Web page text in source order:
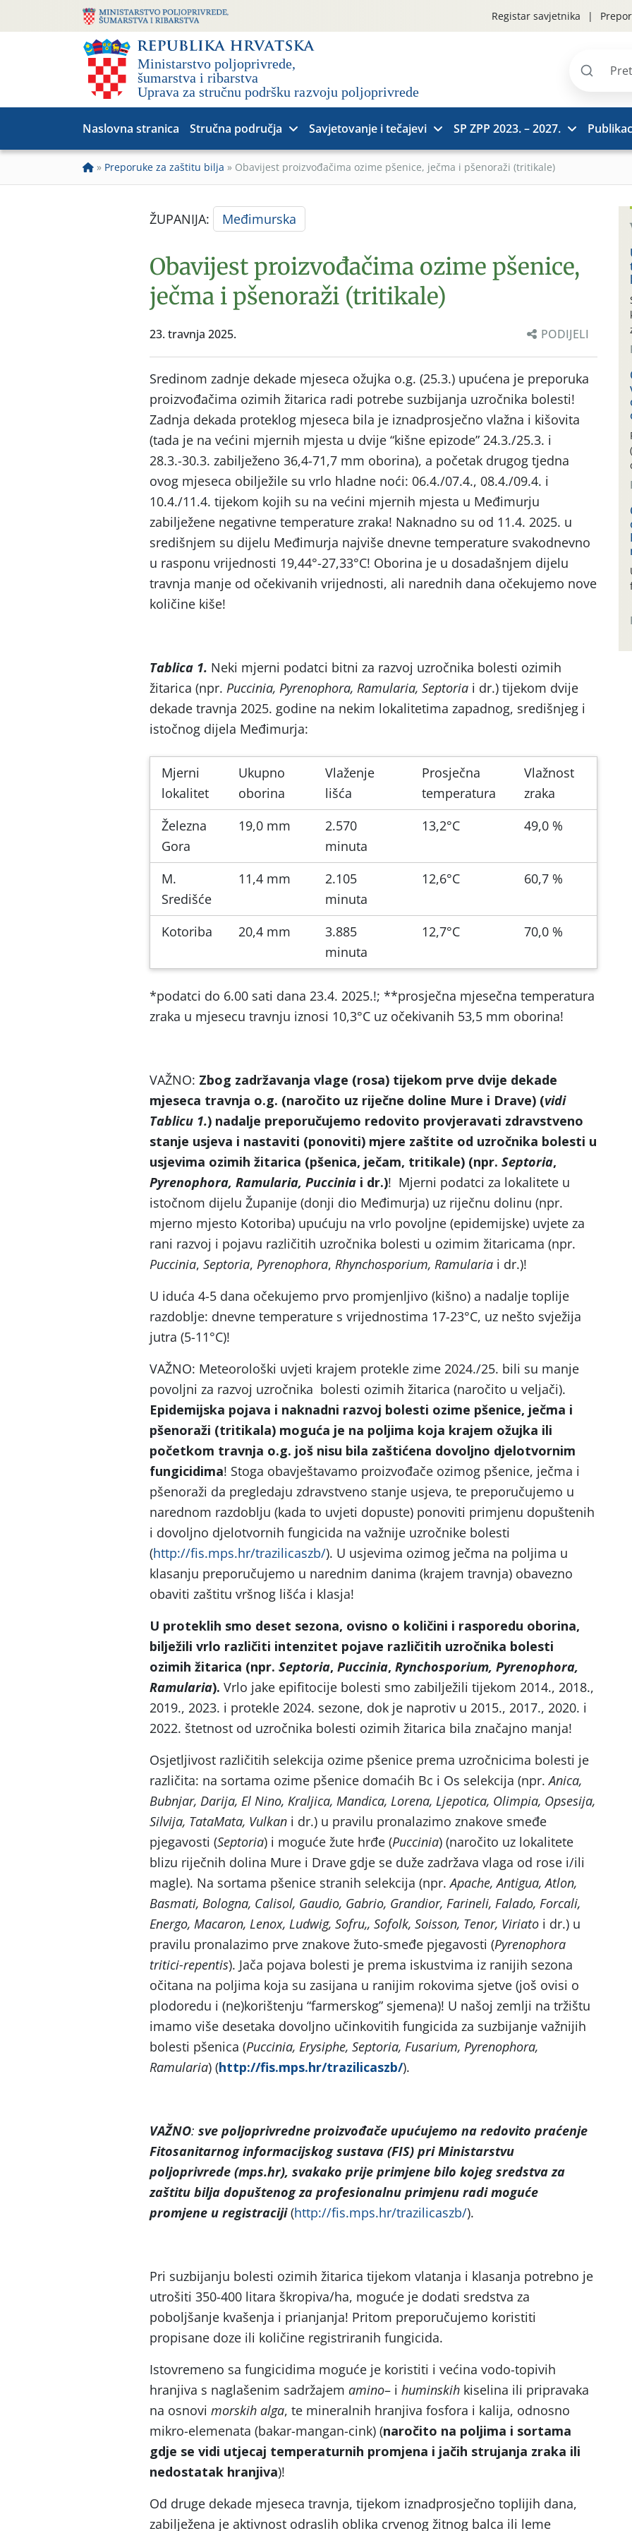
Registar savjetnika
Pretraži
Naslovna stranica Stručna područja Savjetovanje i tečajevi SP ZPP 2023. – 2027.
» Preporuke za zaštitu bilja » Obavijest proizvođačima ozime pšenice, ječma i pšenoraži (tritikale)
ŽUPANIJA: Međimurska
Obavijest proizvođačima ozime pšenice,
ječma i pšenoraži (tritikale)
23. travnja 2025. PODIJELI
Sredinom zadnje dekade mjeseca ožujka o.g. (25.3.) upućena je preporuka
proizvođačima ozimih žitarica radi potrebe suzbijanja uzročnika bolesti!
Zadnja dekada proteklog mjeseca bila je iznadprosječno vlažna i kišovita
(tada je na većini mjernih mjesta u dvije “kišne epizode” 24.3./25.3. i
28.3.-30.3. zabilježeno 36,4-71,7 mm oborina), a početak drugog tjedna
ovog mjeseca obilježile su vrlo hladne noći: 06.4./07.4., 08.4./09.4. i
10.4./11.4. tijekom kojih su na većini mjernih mjesta u Međimurju
zabilježene negativne temperature zraka! Naknadno su od 11.4. 2025. u
središnjem su dijelu Međimurja najviše dnevne temperature svakodnevno
u rasponu vrijednosti 19,44°-27,33°C! Oborina je u dosadašnjem dijelu
travnja manje od očekivanih vrijednosti, ali narednih dana očekujemo nove
količine kiše!
Tablica 1. Neki mjerni podatci bitni za razvoj uzročnika bolesti ozimih
žitarica (npr. Puccinia, Pyrenophora, Ramularia, Septoria i dr.) tijekom dvije
dekade travnja 2025. godine na nekim lokalitetima zapadnog, središnjeg i
istočnog dijela Međimurja:
Mjerni
lokalitet
Ukupno
oborina
Vlaženje
lišća
Prosječna
temperatura
Vlažnost
zraka
Železna
Gora
19,0 mm
2.570
minuta
13,2°C 49,0 %
M.
Središće
11,4 mm
2.105
minuta
12,6°C 60,7 %
Kotoriba 20,4 mm
3.885
minuta
12,7°C 70,0 %
*podatci do 6.00 sati dana 23.4. 2025.!; **prosječna mjesečna temperatura
zraka u mjesecu travnju iznosi 10,3°C uz očekivanih 53,5 mm oborina!
VAŽNO: Zbog zadržavanja vlage (rosa) tijekom prve dvije dekade
mjeseca travnja o.g. (naročito uz riječne doline Mure i Drave) (vidi
Tablicu 1.) nadalje preporučujemo redovito provjeravati zdravstveno
stanje usjeva i nastaviti (ponoviti) mjere zaštite od uzročnika bolesti u
usjevima ozimih žitarica (pšenica, ječam, tritikale) (npr. Septoria,
Pyrenophora, Ramularia, Puccinia i dr.)! Mjerni podatci za lokalitete u
istočnom dijelu Županije (donji dio Međimurja) uz riječnu dolinu (npr.
mjerno mjesto Kotoriba) upućuju na vrlo povoljne (epidemijske) uvjete za
rani razvoj i pojavu različitih uzročnika bolesti u ozimim žitaricama (npr.
Puccinia, Septoria, Pyrenophora, Rhynchosporium, Ramularia i dr.)!
U iduća 4-5 dana očekujemo prvo promjenljivo (kišno) a nadalje toplije
razdoblje: dnevne temperature s vrijednostima 17-23°C, uz nešto svježija
jutra (5-11°C)!
VAŽNO: Meteorološki uvjeti krajem protekle zime 2024./25. bili su manje
povoljni za razvoj uzročnika bolesti ozimih žitarica (naročito u veljači).
Epidemijska pojava i naknadni razvoj bolesti ozime pšenice, ječma i
pšenoraži (tritikala) moguća je na poljima koja krajem ožujka ili
početkom travnja o.g. još nisu bila zaštićena dovoljno djelotvornim
fungicidima! Stoga obavještavamo proizvođače ozimog pšenice, ječma i
pšenoraži da pregledaju zdravstveno stanje usjeva, te preporučujemo u
narednom razdoblju (kada to uvjeti dopuste) ponoviti primjenu dopuštenih
i dovoljno djelotvornih fungicida na važnije uzročnike bolesti
(http://fis.mps.hr/trazilicaszb/). U usjevima ozimog ječma na poljima u
klasanju preporučujemo u narednim danima (krajem travnja) obavezno
obaviti zaštitu vršnog lišća i klasja!
U proteklih smo deset sezona, ovisno o količini i rasporedu oborina,
bilježili vrlo različiti intenzitet pojave različitih uzročnika bolesti
ozimih žitarica (npr. Septoria, Puccinia, Rynchosporium, Pyrenophora,
Ramularia). Vrlo jake epifitocije bolesti smo zabilježili tijekom 2014., 2018.,
2019., 2023. i protekle 2024. sezone, dok je naprotiv u 2015., 2017., 2020. i
2022. štetnost od uzročnika bolesti ozimih žitarica bila značajno manja!
Osjetljivost različitih selekcija ozime pšenice prema uzročnicima bolesti je
različita: na sortama ozime pšenice domaćih Bc i Os selekcija (npr.Anica,
Bubnjar, Darija, El Nino, Kraljica, Mandica, Lorena, Ljepotica, Olimpia, Opsesija,
Silvija, TataMata, Vulkan i dr.) u pravilu pronalazimo znakove smeđe
pjegavosti (Septoria) i moguće žute hrđe (Puccinia) (naročito uz lokalitete
blizu riječnih dolina Mure i Drave gdje se duže zadržava vlaga od rose i/ili
magle). Na sortama pšenice stranih selekcija (npr.Apache, Antigua, Atlon,
Basmati, Bologna, Calisol, Gaudio, Gabrio, Grandior, Farineli, Falado, Forcali,
Energo, Macaron, Lenox, Ludwig, Sofru,, Sofolk, Soisson, Tenor, Viriato i dr.) u
pravilu pronalazimo prve znakove žuto-smeđe pjegavosti (Pyrenophora
tritici-repentis). Jača pojava bolesti je prema iskustvima iz ranijih sezona
očitana na poljima koja su zasijana u ranijim rokovima sjetve (još ovisi o
plodoredu i (ne)korištenju “farmerskog” sjemena)! U našoj zemlji na tržištu
imamo više desetaka dovoljno učinkovitih fungicida za suzbijanje važnijih
bolesti pšenica (Puccinia, Erysiphe, Septoria, Fusarium, Pyrenophora,
Ramularia) (http://fis.mps.hr/trazilicaszb/).
VAŽNO: sve poljoprivredne proizvođače upućujemo na redovito praćenje
Fitosanitarnog informacijskog sustava (FIS) pri Ministarstvu
poljoprivrede (mps.hr), svakako prije primjene bilo kojeg sredstva za
zaštitu bilja dopuštenog za profesionalnu primjenu radi moguće
promjene u registraciji(http://fis.mps.hr/trazilicaszb/).
Pri suzbijanju bolesti ozimih žitarica tijekom vlatanja i klasanja potrebno je
utrošiti 350-400 litara škropiva/ha, moguće je dodati sredstva za
poboljšanje kvašenja i prianjanja! Pritom preporučujemo koristiti
propisane doze ili količine registriranih fungicida.
Istovremeno sa fungicidima moguće je koristiti i većina vodo-topivih
hranjiva s naglašenim sadržajem amino– i huminskih kiselina ili pripravaka
na osnovi morskih alga, te mineralnih hranjiva fosfora i kalija, odnosno
mikro-elemenata (bakar-mangan-cink) (naročito na poljima i sortama
gdje se vidi utjecaj temperaturnih promjena i jačih strujanja zraka ili
nedostatak hranjiva)!
Od druge dekade mjeseca travnja, tijekom iznadprosječno toplijih dana,
zabilježena je aktivnost odraslih oblika crvenog žitnog balca ili leme